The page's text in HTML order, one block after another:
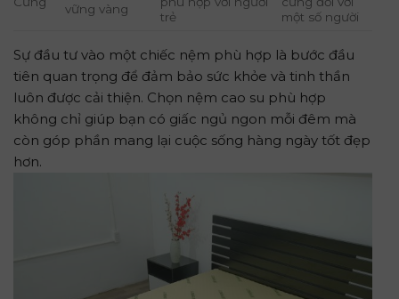
vững vàng
trẻ
một số người
Sự đầu tư vào một chiếc nệm phù hợp là bước đầu
tiên quan trọng để đảm bảo sức khỏe và tinh thần
luôn được cải thiện. Chọn nệm cao su phù hợp
không chỉ giúp bạn có giấc ngủ ngon mỗi đêm mà
còn góp phần mang lại cuộc sống hàng ngày tốt đẹp
hơn.